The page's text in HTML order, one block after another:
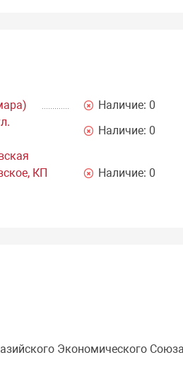
Наличие: 0
Наличие: 0
КП
Наличие: 0
Экономического